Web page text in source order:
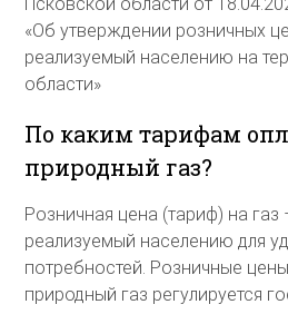
«Об утверждении розничных
реализуемый населению на
области»
По каким тарифам
природный газ?
Розничная цена (тариф) на газ
реализуемый населению для
потребностей. Розничные
природный газ регулируется